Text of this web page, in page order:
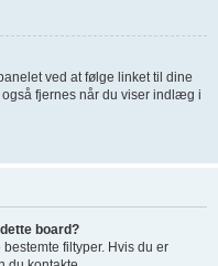
ved at følge linket til dine
fjernes når du viser indlæg i
board?
filtyper. Hvis du er